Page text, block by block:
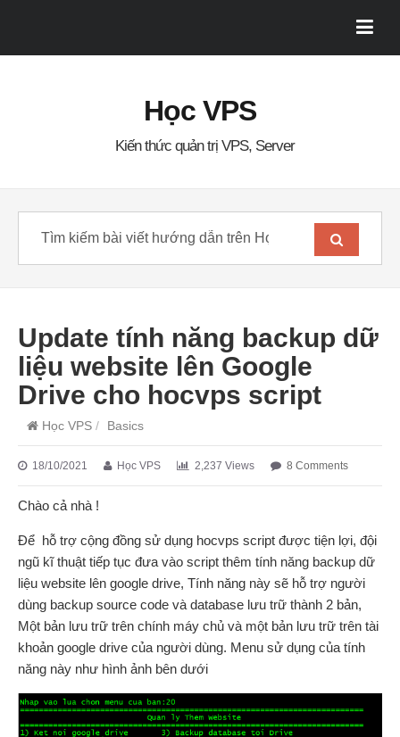
Học VPS
Kiến thức quản trị VPS, Server
Update tính năng backup dữ
liệu website lên Google
Drive cho hocvps script
Học VPS / Basics
18/10/2021 Học VPS 2,237 Views 8 Comments
Chào cả nhà !
Để hỗ trợ cộng đồng sử dụng hocvps script được tiện lợi, đội
ngũ kĩ thuật tiếp tục đưa vào script thêm tính năng backup dữ
liệu website lên google drive, Tính năng này sẽ hỗ trợ người
dùng backup source code và database lưu trữ thành 2 bản,
Một bản lưu trữ trên chính máy chủ và một bản lưu trữ trên tài
khoản google drive của người dùng. Menu sử dụng của tính
năng này như hình ảnh bên dưới